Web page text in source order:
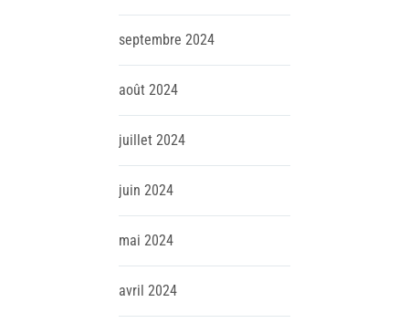
septembre 2024
août 2024
juillet 2024
juin 2024
mai 2024
avril 2024